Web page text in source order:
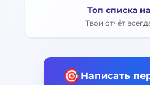
Топ списка
Твой отчёт
🎯Написать